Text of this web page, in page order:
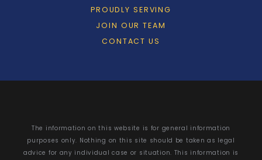
PROUDLY SERVING
JOIN OUR TEAM
CONTACT US
The information on this website is for general information
purposes only. Nothing on this site should be taken as legal
advice for any individual case or situation. This information is